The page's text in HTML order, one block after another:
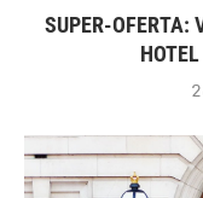
SUPER-OFERTA: